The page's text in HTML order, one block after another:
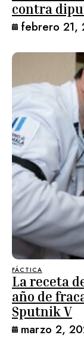
contra
febrero 21,
FÁCTICA
La receta
año de
Sputnik V
marzo 2,